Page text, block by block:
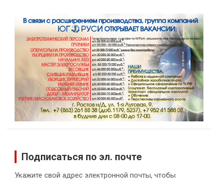
Подписаться по эл. почте
Укажите свой адрес электронной почты, чтобы